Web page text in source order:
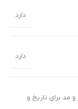
دارد
دارد
مد برای تاریخ و